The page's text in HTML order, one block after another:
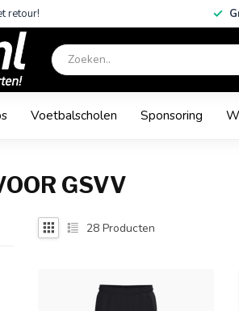
retour!
Voetbalscholen Sponsoring
GSVV
28 Producten